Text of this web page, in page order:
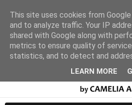
This site uses cookies from
and to analyze traffic. Your IP
shared with Google along with
metrics to ensure quality of
statistics, and to detect and
LEARN MORE